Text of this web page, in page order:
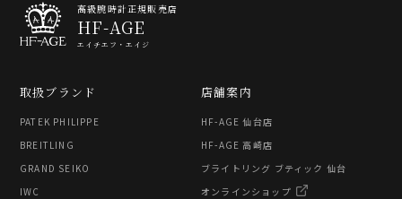
高級腕時計正規販売店
HF-AGE
エイチエフ・エイジ
取扱ブランド
PATEK PHILIPPE
BREITLING
GRAND SEIKO
IWC
店舗案内
HF-AGE 仙台店
HF-AGE 高崎店
ブライトリング ブティック 仙台
オンラインショップ